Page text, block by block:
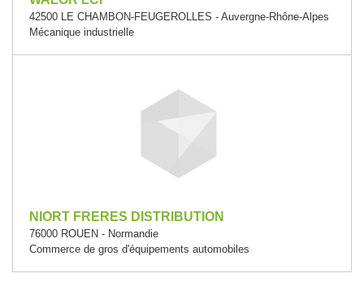
42500 LE CHAMBON-FEUGEROLLES - Auvergne-Rhône-Alpes
Mécanique industrielle
NIORT FRERES DISTRIBUTION
76000 ROUEN - Normandie
Commerce de gros d'équipements automobiles